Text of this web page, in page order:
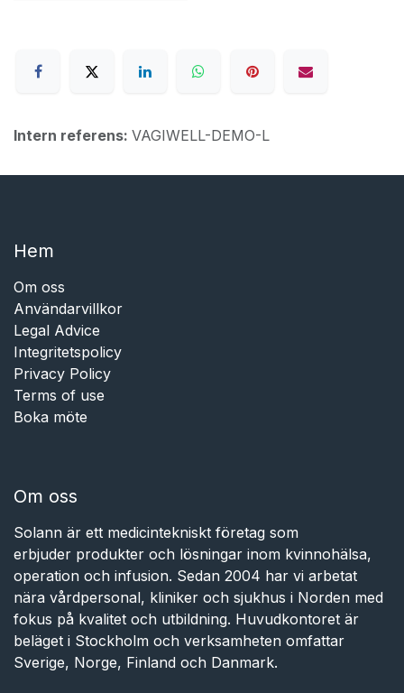
Intern referens: VAGIWELL-DEMO-L
Hem​​
Om oss
Användarvillkor
Legal Advice
Integritetspolicy
Privacy Policy
Terms of use
Boka möte
Om oss
Solann är ett medicintekniskt företag som
erbjuder produkter och lösningar inom kvinnohälsa,
operation och infusion. Sedan 2004 har vi arbetat
nära vårdpersonal, kliniker och sjukhus i Norden med
fokus på kvalitet och utbildning. Huvudkontoret är
beläget i Stockholm och verksamheten omfattar
Sverige, Norge, Finland och Danmark.